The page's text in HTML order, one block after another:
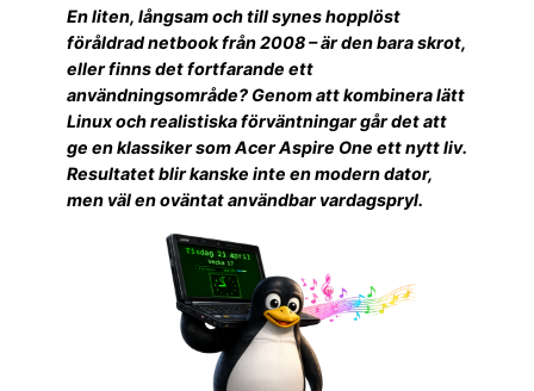
En liten, långsam och till synes hopplöst
föråldrad netbook från 2008 – är den bara skrot,
eller finns det fortfarande ett
användningsområde? Genom att kombinera lätt
Linux och realistiska förväntningar går det att
ge en klassiker som Acer Aspire One ett nytt liv.
Resultatet blir kanske inte en modern dator,
men väl en oväntat användbar vardagspryl.